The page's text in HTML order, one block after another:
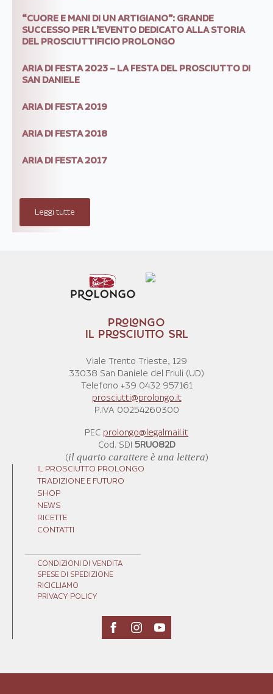
“CUORE E MANI DI UN ARTIGIANO”: GRANDE
SUCCESSO PER L’EVENTO DEDICATO ALLA STORIA
DEL PROSCIUTTIFICIO PROLONGO
ARIA DI FESTA 2023 – LA FESTA DEL PROSCIUTTO DI
SAN DANIELE
ARIA DI FESTA 2019
ARIA DI FESTA 2018
ARIA DI FESTA 2017
Leggi tutte
PROLONGO
IL PROSCIUTTO SRL
Viale Trento Trieste, 129
33038 San Daniele del Friuli (UD)
Telefono +39 0432 957161
prosciutti@prolongo.it
P.IVA 00254260300
PEC prolongo@legalmail.it
Cod. SDI 5RUO82D
(il quarto carattere è una lettera)
IL PROSCIUTTO PROLONGO
TRADIZIONE E FUTURO
SHOP
NEWS
RICETTE
CONTATTI
CONDIZIONI DI VENDITA
SPESE DI SPEDIZIONE
RICICLIAMO
PRIVACY POLICY